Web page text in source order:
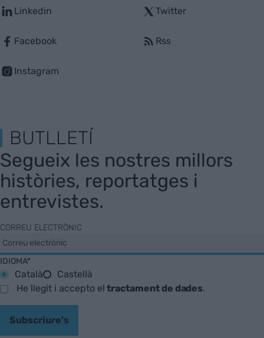
Linkedin
Facebook
Instagram
Twitter
Rss
BUTLLETÍ
Segueix les nostres millors
històries, reportatges i
entrevistes.
CORREU ELECTRÒNIC
IDIOMA*
Català
Castellà
He llegit i accepto eltractament de dades.
Subscriure's